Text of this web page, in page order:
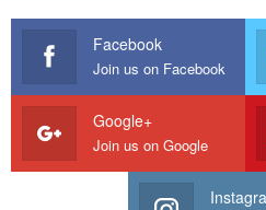
Facebook
Join us on Facebook
Google+
Join us on Google